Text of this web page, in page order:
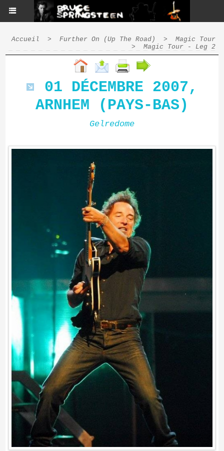
Accueil > Further On (Up The Road) >
Magic Tour
>
Magic Tour - Leg 2
01 DÉCEMBRE 2007,
ARNHEM (PAYS-BAS)
Gelredome